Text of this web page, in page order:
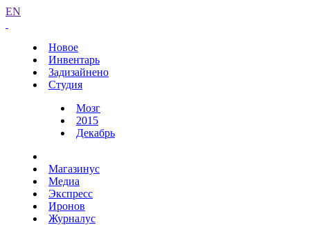
EN
Новое
Инвентарь
Задизайнено
Студия
Мозг
2015
Декабрь
Магазинус
Медиа
Экспресс
Иронов
Журналус